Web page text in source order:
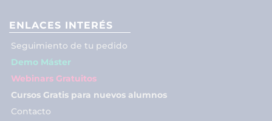
ENLACES INTERÉS
Seguimiento de tu pedido
Demo Máster
Webinars Gratuitos
Cursos Gratis para nuevos alumnos
Contacto